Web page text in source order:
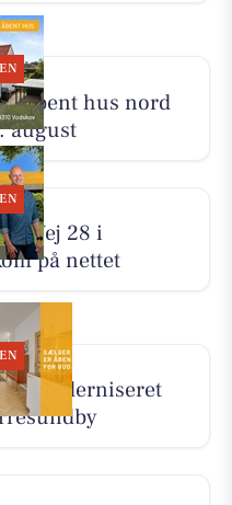
åbent hus nord
august
Vej 28 i
på nettet
moderniseret